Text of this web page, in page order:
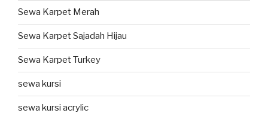
Sewa Karpet Merah
Sewa Karpet Sajadah Hijau
Sewa Karpet Turkey
sewa kursi
sewa kursi acrylic